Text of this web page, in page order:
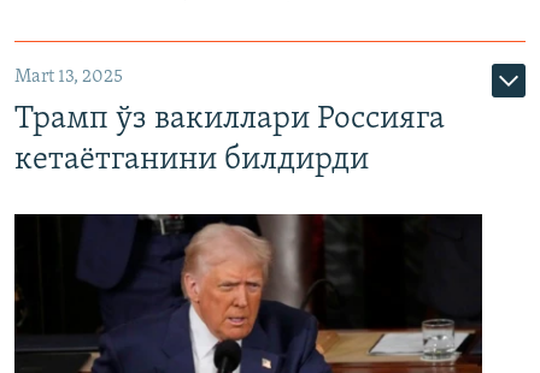
Mart 13, 2025
Трамп ўз вакиллари Россияга
кетаётганини билдирди